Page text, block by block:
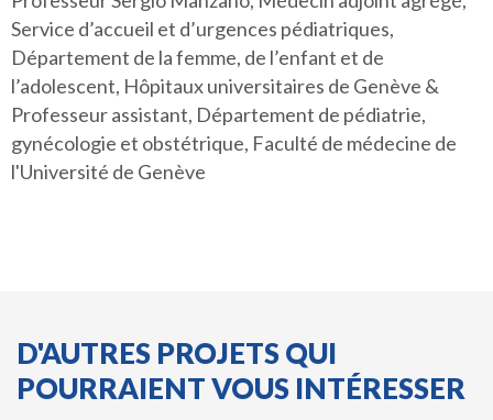
Service d’accueil et d’urgences pédiatriques,
Département de la femme, de l’enfant et de
l’adolescent, Hôpitaux universitaires de Genève &
Professeur assistant, Département de pédiatrie,
gynécologie et obstétrique, Faculté de médecine de
l'Université de Genève
D'AUTRES PROJETS QUI
POURRAIENT VOUS INTÉRESSER